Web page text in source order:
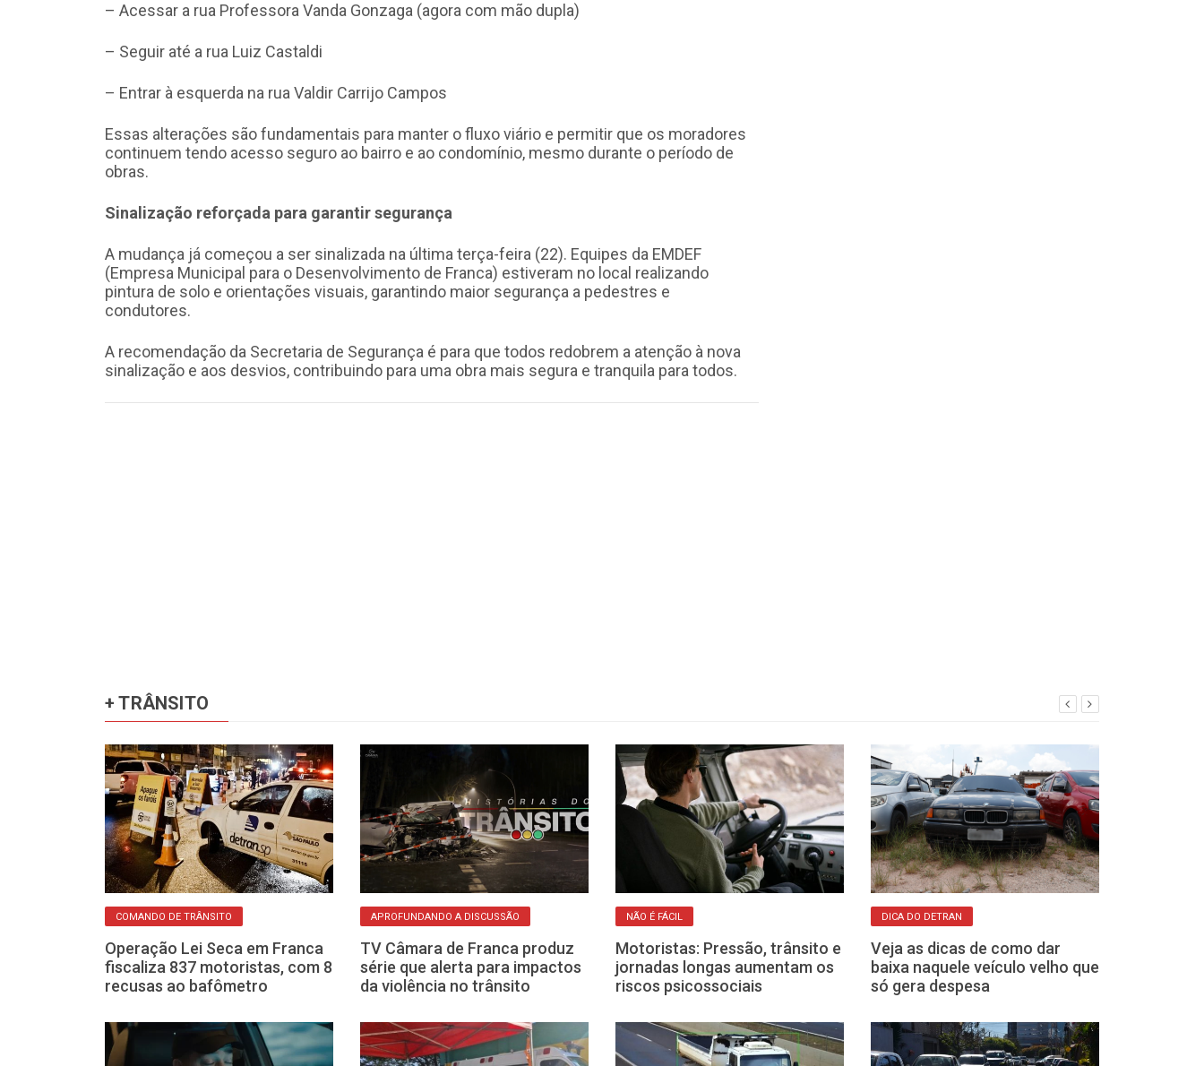
– Acessar a rua Professora Vanda Gonzaga (agora com mão dupla)
– Seguir até a rua Luiz Castaldi
– Entrar à esquerda na rua Valdir Carrijo Campos
Essas alterações são fundamentais para manter o fluxo viário e permitir que os moradores
continuem tendo acesso seguro ao bairro e ao condomínio, mesmo durante o período de
obras.
Sinalização reforçada para garantir segurança
A mudança já começou a ser sinalizada na última terça-feira (22). Equipes da EMDEF
(Empresa Municipal para o Desenvolvimento de Franca) estiveram no local realizando
pintura de solo e orientações visuais, garantindo maior segurança a pedestres e
condutores.
A recomendação da Secretaria de Segurança é para que todos redobrem a atenção à nova
sinalização e aos desvios, contribuindo para uma obra mais segura e tranquila para todos.
+ TRÂNSITO
COMANDO DE TRÂNSITO
Operação Lei Seca em Franca
fiscaliza 837 motoristas, com 8
recusas ao bafômetro
APROFUNDANDO A DISCUSSÃO
TV Câmara de Franca produz
série que alerta para impactos
da violência no trânsito
NÃO É FÁCIL
Motoristas: Pressão, trânsito e
jornadas longas aumentam os
riscos psicossociais
DICA DO DETRAN
Veja as dicas de como dar
baixa naquele veículo velho que
só gera despesa